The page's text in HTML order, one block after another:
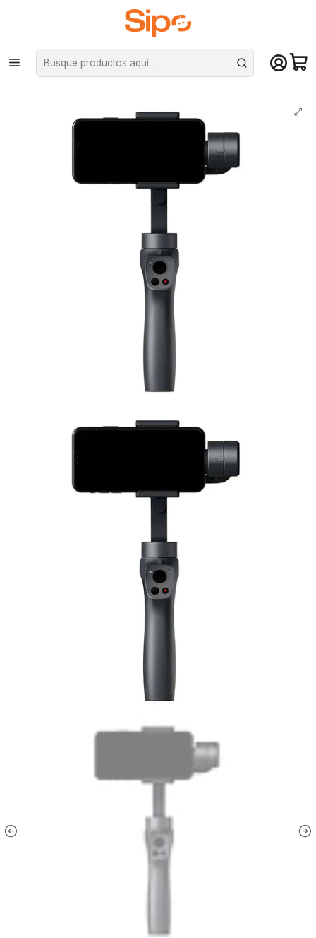
¡Compra hasta mediodía y recibe hoy! De lunes a sábado en el gran
Santiago. Envío gratis desde $29.990
Inicio Otras categorías Soporte celulares, tables y notebooks
Estabilizador de Celular Tipo Gimbal 3 Ejes Dblue